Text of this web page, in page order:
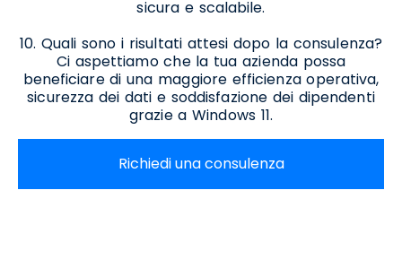
sicura e scalabile.
10. Quali sono i risultati attesi dopo la consulenza?
Ci aspettiamo che la tua azienda possa
beneficiare di una maggiore efficienza operativa,
sicurezza dei dati e soddisfazione dei dipendenti
grazie a Windows 11.
Richiedi una consulenza